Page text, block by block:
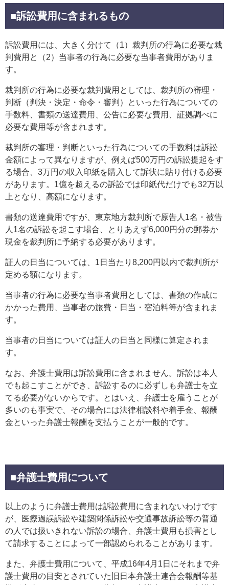
■訴訟費用に含まれるもの
訴訟費用には、大きく分けて（1）裁判所の行為に必要な裁
判費用と（2）当事者の行為に必要な当事者費用がありま
す。
裁判所の行為に必要な裁判費用としては、裁判所の審理・
判断（判決・決定・命令・審判）といった行為についての
手数料、書類の送達費用、公告に必要な費用、証拠調べに
必要な費用等が含まれます。
裁判所の審理・判断といった行為についての手数料は訴訟
金額によって異なりますが、例えば500万円の訴訟提起をす
る場合、3万円の収入印紙を購入して訴状に貼り付ける必要
があります。1億を超えるの訴訟では印紙代だけでも32万以
上となり、高額になります。
書類の送達費用ですが、東京地方裁判所で原告人1名・被告
人1名の訴訟を起こす場合、とりあえず6,000円分の郵券か
現金を裁判所に予納する必要があります。
証人の日当については、1日当たり8,200円以内で裁判所が
定める額になります。
当事者の行為に必要な当事者費用としては、書類の作成に
かかった費用、当事者の旅費・日当・宿泊料等が含まれま
す。
当事者の日当については証人の日当と同様に算定されま
す。
なお、弁護士費用は訴訟費用に含まれません。訴訟は本人
でも起こすことができ、訴訟するのに必ずしも弁護士を立
てる必要がないからです。とはいえ、弁護士を雇うことが
多いのも事実で、その場合には法律相談料や着手金、報酬
金といった弁護士報酬を支払うことが一般的です。
■弁護士費用について
以上のように弁護士費用は訴訟費用に含まれないわけです
が、医療過誤訴訟や建築関係訴訟や交通事故訴訟等の普通
の人では扱いきれない訴訟の場合、弁護士費用も損害とし
て請求することによって一部認められることがあります。
また、弁護士費用について、平成16年4月1日にそれまで弁
護士費用の目安とされていた旧日本弁護士連合会報酬等基